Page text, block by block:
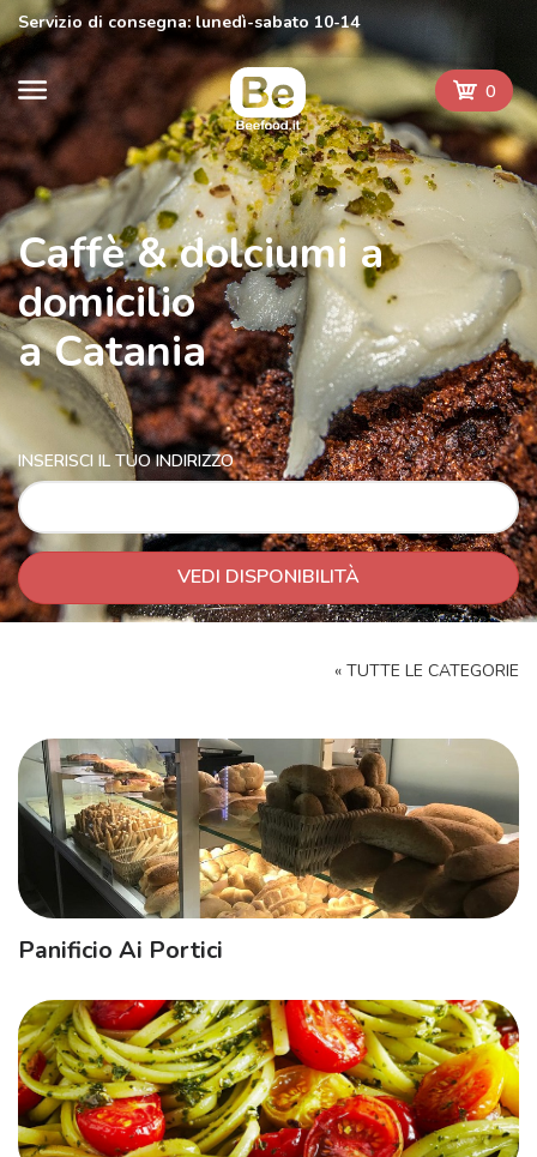
Servizio di consegna: lunedì-sabato 10-14
0
Caffè & dolciumi a
domicilio
a Catania
INSERISCI IL TUO INDIRIZZO
VEDI DISPONIBILITÀ
« TUTTE LE CATEGORIE
Panificio Ai Portici